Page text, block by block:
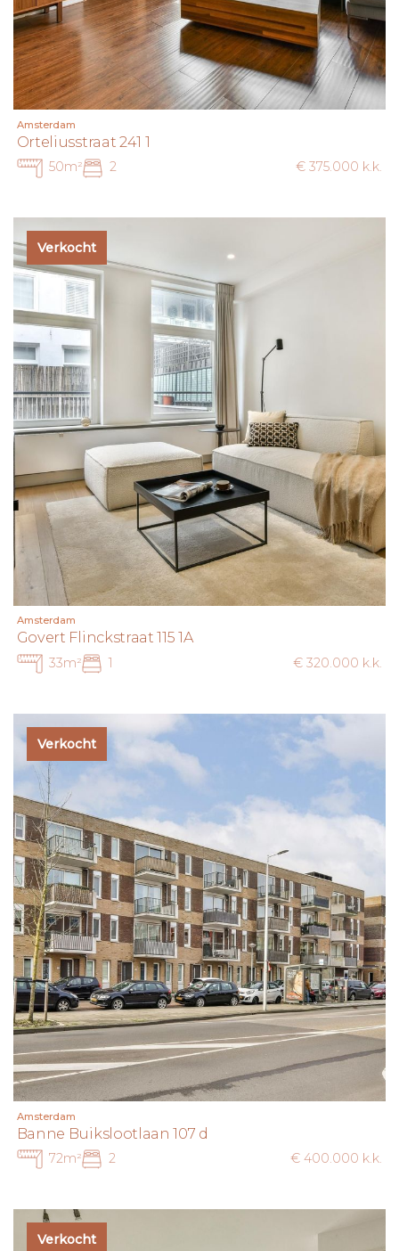
Amsterdam
Orteliusstraat 241 1
50m² 2 € 375.000 k.k.
Verkocht
Amsterdam
Govert Flinckstraat 115 1A
33m² 1 € 320.000 k.k.
Verkocht
Amsterdam
Banne Buikslootlaan 107 d
72m² 2 € 400.000 k.k.
Verkocht